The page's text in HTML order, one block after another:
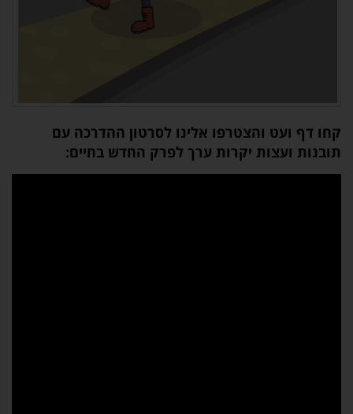
קחו דף ועט והצטרפו אלינו לסרטון ההדרכה עם
תובנות ועצות יקרות ערך לפרק החדש בחיים: